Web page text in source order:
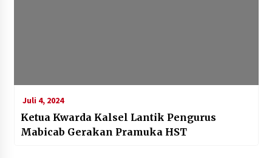
Juli 4, 2024
Ketua Kwarda Kalsel Lantik Pengurus
Mabicab Gerakan Pramuka HST